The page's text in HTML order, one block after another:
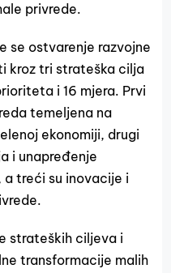
privrede.
se ostvarenje razvojne
kroz tri strateška cilja
i 16 mjera. Prvi
temeljena na
ekonomiji, drugi
i unapređenje
treći su inovacije i
strateških ciljeva i
transformacije malih